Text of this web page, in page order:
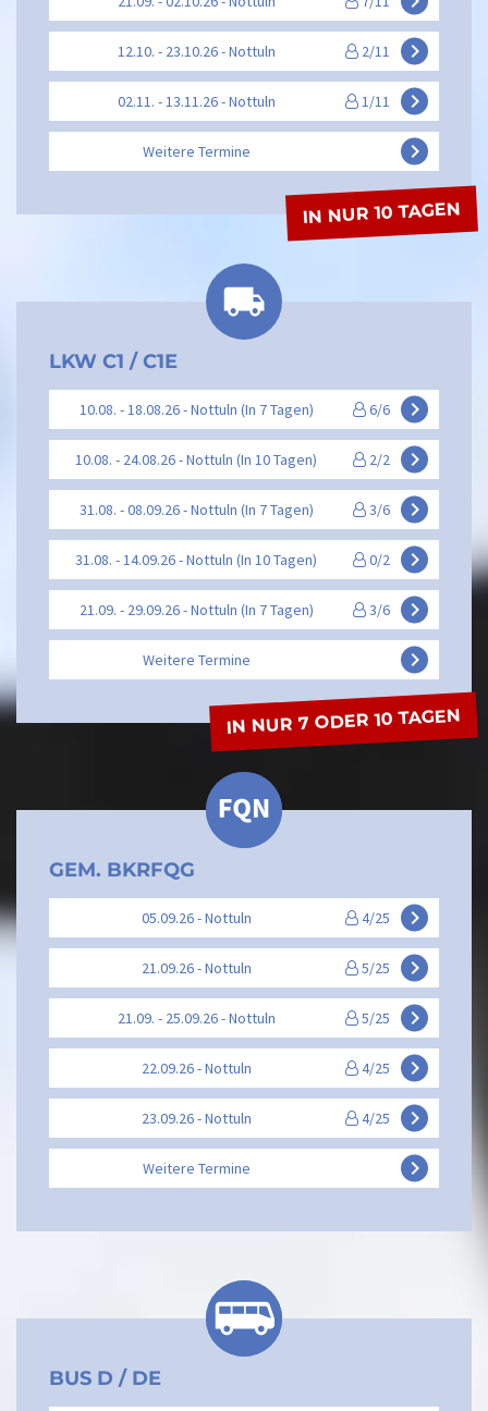
12.10. - 23.10.26 - Nottuln 2/11 keyboard_arrow_right
02.11. - 13.11.26 - Nottuln 1/11 keyboard_arrow_right
Weitere Termine keyboard_arrow_right
IN NUR 10 TAGEN
LKW C1 / C1E
10.08. - 18.08.26 - Nottuln (In 7 Tagen) 6/6 keyboard_arrow_right
10.08. - 24.08.26 - Nottuln (In 10 Tagen) 2/2 keyboard_arrow_right
31.08. - 08.09.26 - Nottuln (In 7 Tagen) 3/6 keyboard_arrow_right
31.08. - 14.09.26 - Nottuln (In 10 Tagen) 0/2 keyboard_arrow_right
21.09. - 29.09.26 - Nottuln (In 7 Tagen) 3/6 keyboard_arrow_right
Weitere Termine keyboard_arrow_right
IN NUR 7 ODER 10 TAGEN
GEM. BKRFQG
05.09.26 - Nottuln 4/25 keyboard_arrow_right
21.09.26 - Nottuln 5/25 keyboard_arrow_right
21.09. - 25.09.26 - Nottuln 5/25 keyboard_arrow_right
22.09.26 - Nottuln 4/25 keyboard_arrow_right
23.09.26 - Nottuln 4/25 keyboard_arrow_right
Weitere Termine keyboard_arrow_right
BUS D / DE